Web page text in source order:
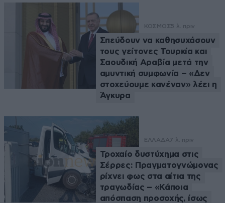
ΚΟΣΜΟΣ5 λ. πριν
Σπεύδουν να καθησυχάσουν
τους γείτονες Τουρκία και
Σαουδική Αραβία μετά την
αμυντική συμφωνία – «Δεν
στοχεύουμε κανέναν» λέει η
Άγκυρα
ΕΛΛΑΔΑ7 λ. πριν
Τροχαίο δυστύχημα στις
Σέρρες: Πραγματογνώμονας
ρίχνει φως στα αίτια της
τραγωδίας – «Κάποια
απόσπαση προσοχής, ίσως